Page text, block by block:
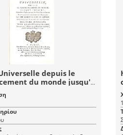
depuis le
du monde jusqu'à
Quarante-
(44) Histoire Moderne -
84